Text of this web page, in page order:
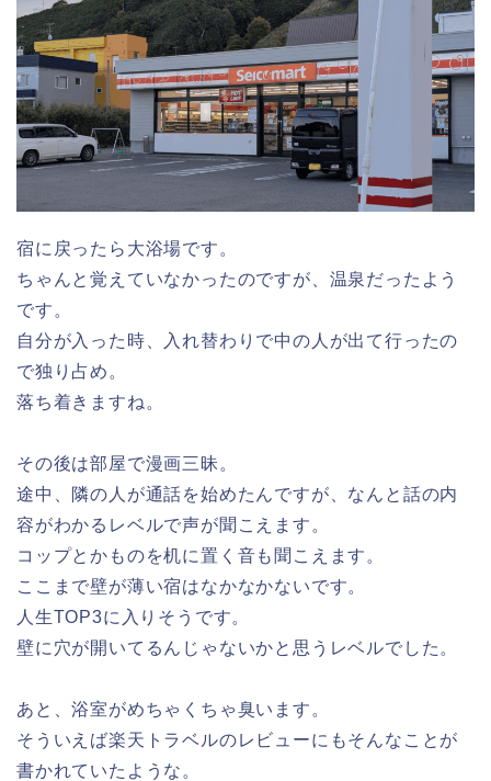
宿に戻ったら大浴場です。
ちゃんと覚えていなかったのですが、温泉だったよう
です。
自分が入った時、入れ替わりで中の人が出て行ったの
で独り占め。
落ち着きますね。
その後は部屋で漫画三昧。
途中、隣の人が通話を始めたんですが、なんと話の内
容がわかるレベルで声が聞こえます。
コップとかものを机に置く音も聞こえます。
ここまで壁が薄い宿はなかなかないです。
人生TOP3に入りそうです。
壁に穴が開いてるんじゃないかと思うレベルでした。
あと、浴室がめちゃくちゃ臭います。
そういえば楽天トラベルのレビューにもそんなことが
書かれていたような。